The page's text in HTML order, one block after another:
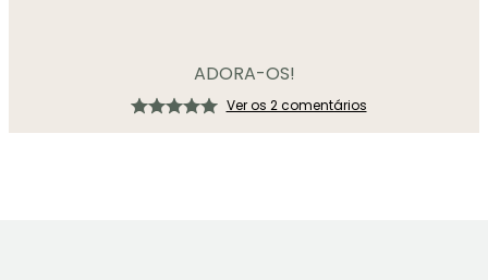
ADORA-OS!
Ver os 2 comentários